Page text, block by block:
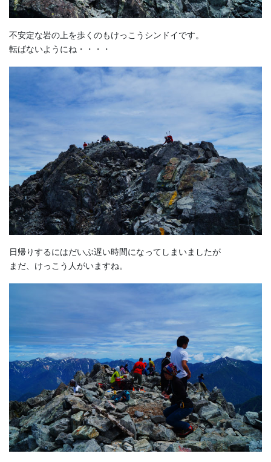
不安定な岩の上を歩くのもけっこうシンドイです。
転ばないようにね・・・・
日帰りするにはだいぶ遅い時間になってしまいましたが
まだ、けっこう人がいますね。